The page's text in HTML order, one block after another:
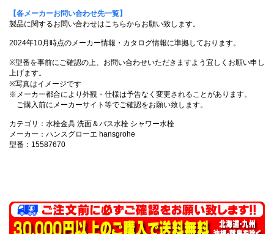
【各メーカーお問い合わせ先一覧】
製品に関するお問い合わせはこちらからお願い致します。
2024年10月時点のメーカー情報・カタログ情報に準拠しております。
※型番を事前にご確認の上、お問い合わせいただきますよう宜しくお願い申し
上げます。
※写真はイメージです
※メーカー都合により外観・仕様は予告なく変更されることがあります。
ご購入前にメーカーサイト等でご確認をお願い致します。
カテゴリ：水栓金具 洗面＆バス水栓 シャワー水栓
メーカー：ハンスグローエ hansgrohe
型番：15587670